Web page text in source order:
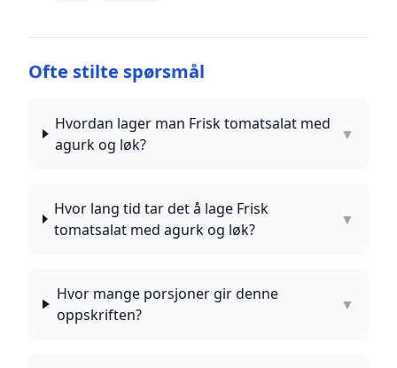
Ofte stilte spørsmål
Hvordan lager man Frisk tomatsalat med
agurk og løk?
▼
Hvor lang tid tar det å lage Frisk
tomatsalat med agurk og løk?
▼
Hvor mange porsjoner gir denne
oppskriften?
▼